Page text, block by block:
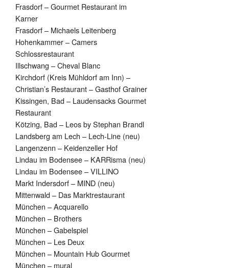
Frasdorf – Gourmet Restaurant im
Karner
Frasdorf – Michaels Leitenberg
Hohenkammer – Camers
Schlossrestaurant
Illschwang – Cheval Blanc
Kirchdorf (Kreis Mühldorf am Inn) –
Christian’s Restaurant – Gasthof Grainer
Kissingen, Bad – Laudensacks Gourmet
Restaurant
Kötzing, Bad – Leos by Stephan Brandl
Landsberg am Lech – Lech-Line (neu)
Langenzenn – Keidenzeller Hof
Lindau im Bodensee – KARRisma (neu)
Lindau im Bodensee – VILLINO
Markt Indersdorf – MIND (neu)
Mittenwald – Das Marktrestaurant
München – Acquarello
München – Brothers
München – Gabelspiel
München – Les Deux
München – Mountain Hub Gourmet
München – mural